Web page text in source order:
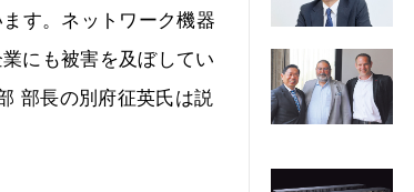
す。ネットワーク機器
にも被害を及ぼしてい
部長の別府征英氏は説